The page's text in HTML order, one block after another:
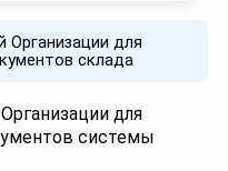
Организации для
склада
для
системы